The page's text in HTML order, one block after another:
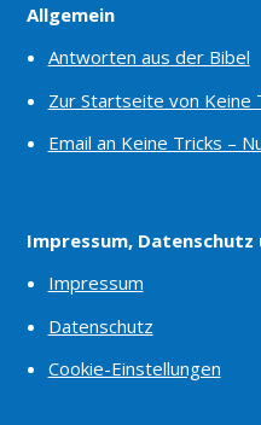
Allgemein
Antworten aus der Bibel
Zur Startseite von Keine
Email an Keine Tricks –
Impressum,
Impressum
Datenschutz
Cookie-Einstellungen